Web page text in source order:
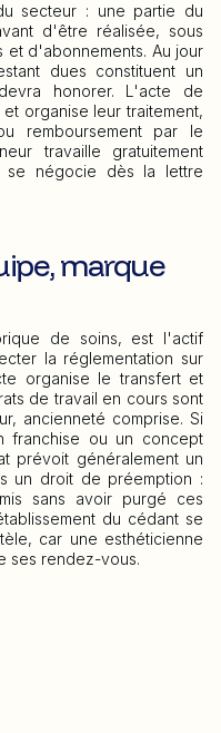
secteur : une partie du
d'être réalisée, sous
d'abonnements. Au jour
dues constituent un
honorer. L'acte de
organise leur traitement,
remboursement par le
travaille gratuitement
se négocie dès la lettre
marque
de soins, est l'actif
la réglementation sur
organise le transfert et
de travail en cours sont
ancienneté comprise. Si
franchise ou un concept
prévoit généralement un
un droit de préemption :
sans avoir purgé ces
du cédant se
car une esthéticienne
ses rendez-vous.